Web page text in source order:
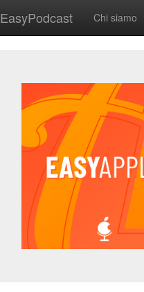
EasyPodcast Chi siamo